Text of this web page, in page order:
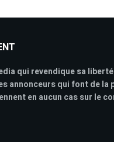
qui revendique sa
annonceurs qui font de la
en aucun cas sur le